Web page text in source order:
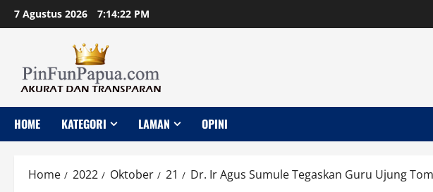
Skip
to
7 Agustus 2026 7:14:23 PM
HOME KATEGORI LAMAN OPINI
Home 2022 Oktober 21 Dr. Ir Agus Sumule Tegaskan Guru Ujung